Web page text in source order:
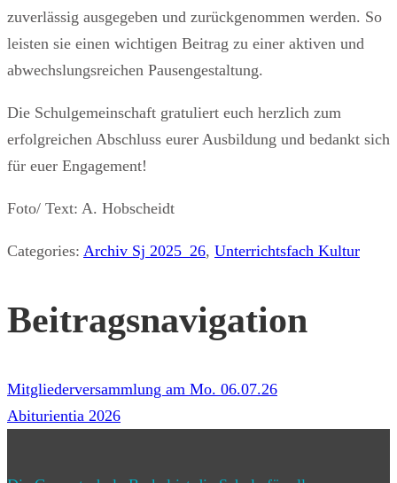
zuverlässig ausgegeben und zurückgenommen werden. So
leisten sie einen wichtigen Beitrag zu einer aktiven und
abwechslungsreichen Pausengestaltung.
Die Schulgemeinschaft gratuliert euch herzlich zum
erfolgreichen Abschluss eurer Ausbildung und bedankt sich
für euer Engagement!
Foto/ Text: A. Hobscheidt
Categories: Archiv Sj 2025_26, Unterrichtsfach Kultur
Beitragsnavigation
Mitgliederversammlung am Mo. 06.07.26
Abiturientia 2026